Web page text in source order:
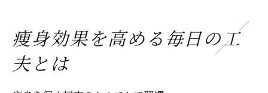
痩身効果を高める毎日の工
夫とは